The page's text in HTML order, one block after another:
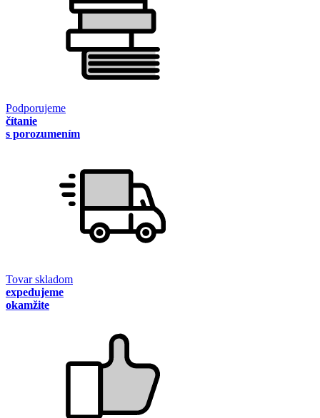
Podporujeme
čítanie
s porozumením
Tovar skladom
expedujeme
okamžite